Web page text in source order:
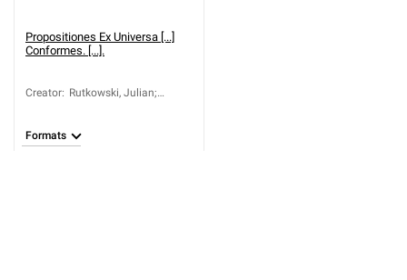
Propositiones Ex Universa [...]
Conformes. [...].
Creator: Rutkowski, Julian;
Stanisław; Promiński,
Formats